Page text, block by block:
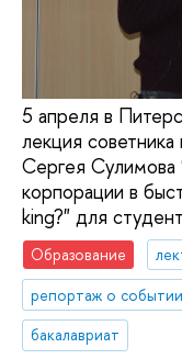
5 апреля в
лекция
Сергея Сулимова
корпорации в
king?" для
Образование
репортаж о событии
бакалавриат